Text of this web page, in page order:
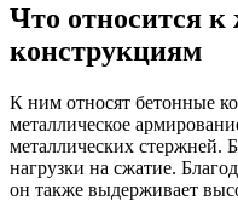
Что относится
конструкциям
К ним относят бетонные
металлическое
металлических стержней.
нагрузки на сжатие.
он также выдерживает